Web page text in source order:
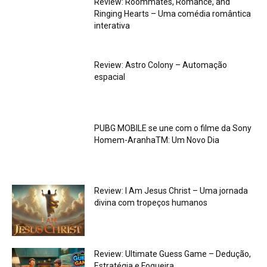
Review: Roommates, Romance, and
Ringing Hearts – Uma comédia romântica
interativa
Review: Astro Colony – Automação
espacial
PUBG MOBILE se une com o filme da Sony
Homem-AranhaTM: Um Novo Dia
Review: I Am Jesus Christ – Uma jornada
divina com tropeços humanos
Review: Ultimate Guess Game – Dedução,